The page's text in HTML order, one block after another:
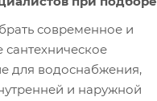
современное и
сантехническое
для водоснабжения,
и наружной